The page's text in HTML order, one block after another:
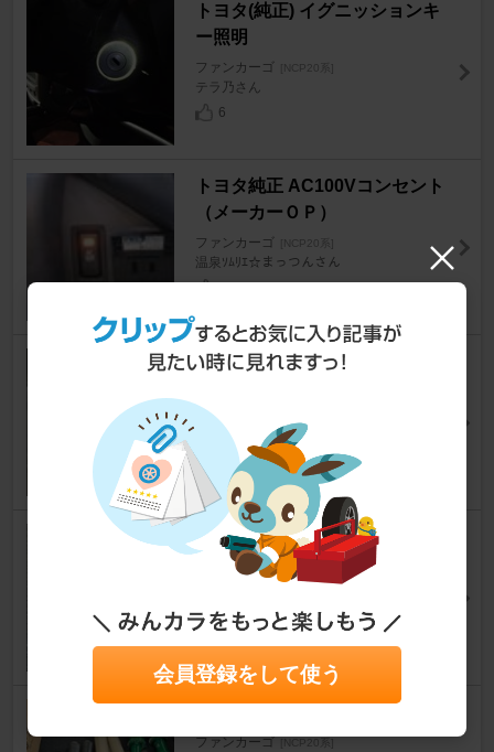
トヨタ(純正) イグニッションキ
ー照明
ファンカーゴ [NCP20系]
テラ乃さん
6
トヨタ純正 AC100Vコンセント
（メーカーＯＰ）
ファンカーゴ [NCP20系]
温泉ｿﾑﾘｴ☆まっつんさん
KUMHO MARSHAL MH15
@信者さん
22
トヨタ(純正) サーモスタット
ファンカーゴ
7
ファンカーゴ [NCP20系]
会員登録をして使う